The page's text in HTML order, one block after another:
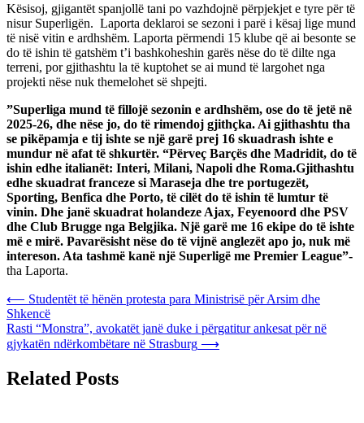
Kësisoj, gjigantët spanjollë tani po vazhdojnë përpjekjet e tyre për të
nisur Superligën. Laporta deklaroi se sezoni i parë i kësaj lige mund
të nisë vitin e ardhshëm. Laporta përmendi 15 klube që ai besonte se
do të ishin të gatshëm t’i bashkoheshin garës nëse do të dilte nga
terreni, por gjithashtu la të kuptohet se ai mund të largohet nga
projekti nëse nuk themelohet së shpejti.
”Superliga mund të fillojë sezonin e ardhshëm, ose do të jetë në
2025-26, dhe nëse jo, do të rimendoj gjithçka. Ai gjithashtu tha
se pikëpamja e tij ishte se një garë prej 16 skuadrash ishte e
mundur në afat të shkurtër. “Përveç Barçës dhe Madridit, do të
ishin edhe italianët: Interi, Milani, Napoli dhe Roma.Gjithashtu
edhe skuadrat franceze si Maraseja dhe tre portugezët,
Sporting, Benfica dhe Porto, të cilët do të ishin të lumtur të
vinin. Dhe janë skuadrat holandeze Ajax, Feyenoord dhe PSV
dhe Club Brugge nga Belgjika. Një garë me 16 ekipe do të ishte
më e mirë. Pavarësisht nëse do të vijnë anglezët apo jo, nuk më
intereson. Ata tashmë kanë një Superligë me Premier League”-
tha Laporta.
Post
navigation
⟵ Studentët të hënën protesta para Ministrisë për Arsim dhe
Shkencë
Rasti “Monstra”, avokatët janë duke i përgatitur ankesat për në
gjykatën ndërkombëtare në Strasburg ⟶
Related Posts